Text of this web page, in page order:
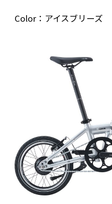
Color：アイスブリーズ